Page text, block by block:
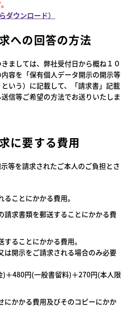
ダウンロード）
への回答の方法
ましては、弊社受付日から概ね１０
容を「保有個人データ開示の開示等
いう）に記載して、「請求書」記載
信等ご希望の方法でお送りいたしま
に要する費用
等を請求されたご本人のご負担とさ
ことにかかる費用。
請求書類を郵送することにかかる費
ることにかかる費用。
は開示をご請求される場合のみ必要
＋480円(一般書留料)＋270円(本人限
にかかる費用及びそのコピーにかか